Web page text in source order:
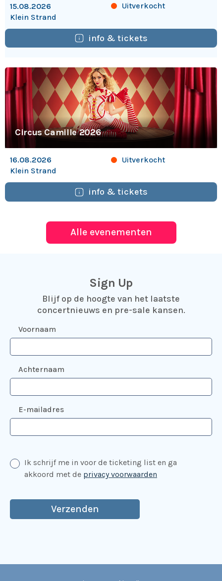
15.08.2026
Klein Strand
Uitverkocht
info & tickets
Circus Camille 2026
16.08.2026
Klein Strand
Uitverkocht
info & tickets
Alle evenementen
Sign Up
Blijf op de hoogte van het laatste
concertnieuws en pre-sale kansen.
Voornaam
Achternaam
E-mailadres
Ik schrijf me in voor de ticketing list en ga
akkoord met de privacy voorwaarden